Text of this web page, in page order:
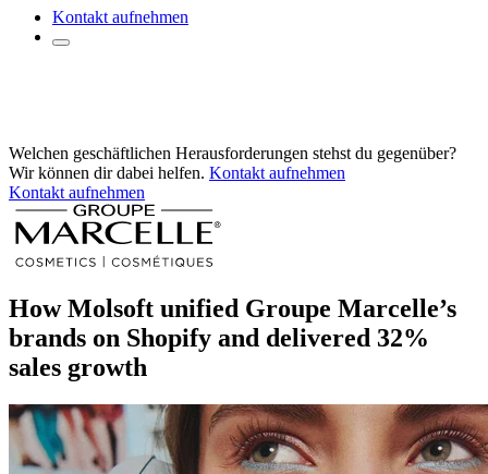
Kontakt aufnehmen
Welchen geschäftlichen Herausforderungen stehst du gegenüber?
Wir können dir dabei helfen. Kontakt aufnehmen
Kontakt aufnehmen
How Molsoft unified Groupe Marcelle’s
brands on Shopify and delivered 32%
sales growth